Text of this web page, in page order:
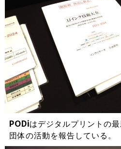
PODiはデジタルプリントの
団体の活動を報告している。